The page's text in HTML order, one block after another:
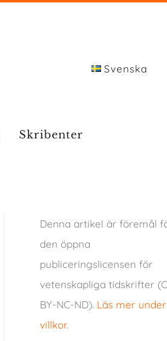
Svenska
Skribenter
Denna artikel är föremål
den öppna
publiceringslicensen för
vetenskapliga tidskrifter
BY-NC-ND). Läs mer under
villkor.